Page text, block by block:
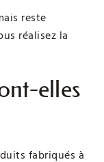
reste
réalisez la
elles
fabriqués à